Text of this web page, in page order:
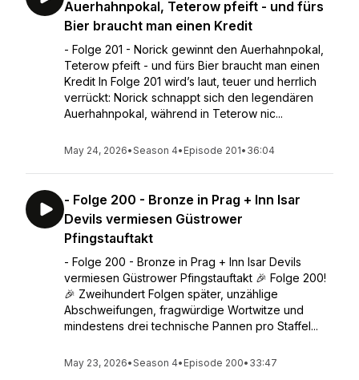
Auerhahnpokal, Teterow pfeift - und fürs
Bier braucht man einen Kredit
- Folge 201 - Norick gewinnt den Auerhahnpokal,
Teterow pfeift - und fürs Bier braucht man einen
Kredit In Folge 201 wird’s laut, teuer und herrlich
verrückt: Norick schnappt sich den legendären
Auerhahnpokal, während in Teterow nic...
May 24, 2026•Season 4• Episode 201• 36:04
- Folge 200 - Bronze in Prag + Inn Isar
Devils vermiesen Güstrower
Pfingstauftakt
- Folge 200 - Bronze in Prag + Inn Isar Devils
vermiesen Güstrower Pfingstauftakt 🎉 Folge 200!
🎉 Zweihundert Folgen später, unzählige
Abschweifungen, fragwürdige Wortwitze und
mindestens drei technische Pannen pro Staffel...
May 23, 2026•Season 4• Episode 200• 33:47